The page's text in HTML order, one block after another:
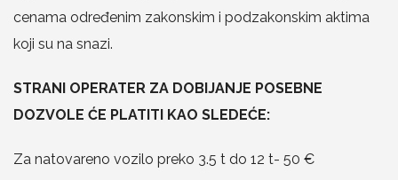
cenama određenim zakonskim i podzakonskim aktima
koji su na snazi.
STRANI OPERATER ZA DOBIJANJE POSEBNE
DOZVOLE ĆE PLATITI KAO SLEDEĆE:
Za natovareno vozilo preko 3.5 t do 12 t- 50 €